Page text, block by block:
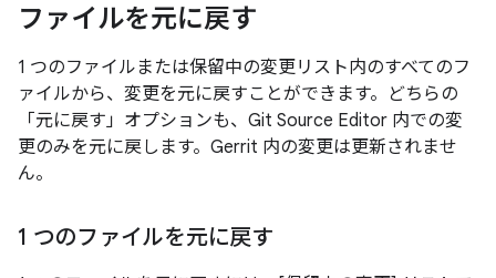
ファイルを元に戻す
1 つのファイルまたは保留中の変更リスト内のすべてのフ
ァイルから、変更を元に戻すことができます。どちらの
「元に戻す」オプションも、Git Source Editor 内での変
更のみを元に戻します。Gerrit 内の変更は更新されませ
ん。
1 つのファイルを元に戻す